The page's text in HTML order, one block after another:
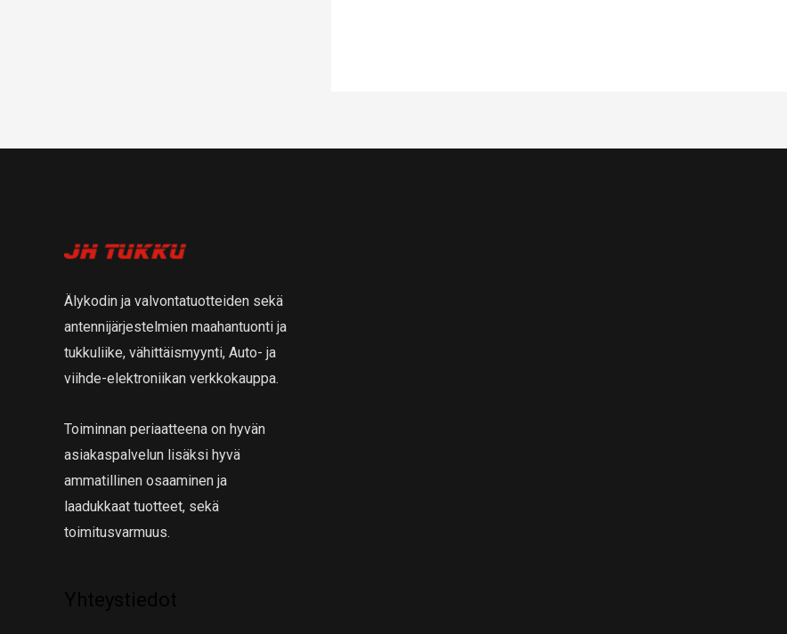
Älykodin ja valvontatuotteiden sekä
antennijärjestelmien maahantuonti ja
tukkuliike, vähittäismyynti, Auto- ja
viihde-elektroniikan verkkokauppa.
Toiminnan periaatteena on hyvän
asiakaspalvelun lisäksi hyvä
ammatillinen osaaminen ja
laadukkaat tuotteet, sekä
toimitusvarmuus.